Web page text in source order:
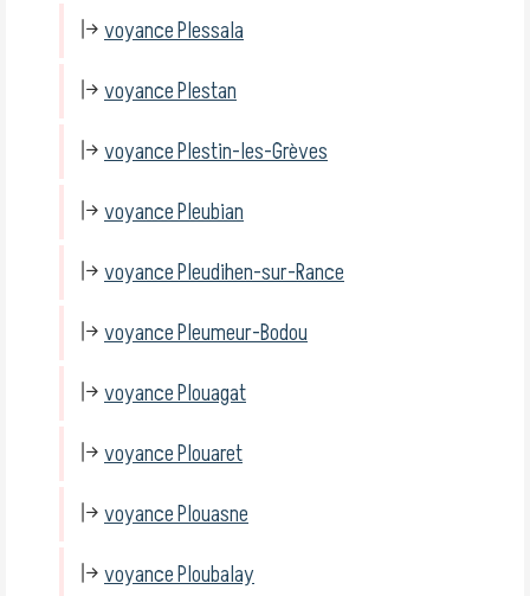
voyance Plessala
voyance Plestan
voyance Plestin-les-Grèves
voyance Pleubian
voyance Pleudihen-sur-Rance
voyance Pleumeur-Bodou
voyance Plouagat
voyance Plouaret
voyance Plouasne
voyance Ploubalay